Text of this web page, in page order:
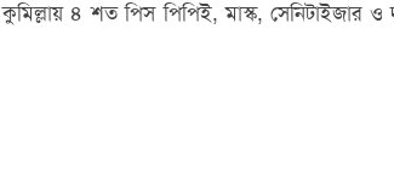
৪ শত পিস পিপিই, মাস্ক, সেনিটাইজার ও